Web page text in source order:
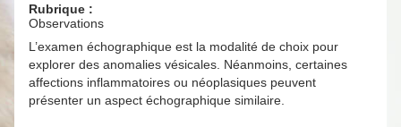
Rubrique :
Observations
L’examen échographique est la modalité de choix pour
explorer des anomalies vésicales. Néanmoins, certaines
affections inflammatoires ou néoplasiques peuvent
présenter un aspect échographique similaire.